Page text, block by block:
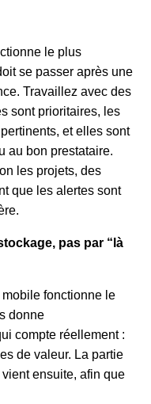
le plus
se passer après une
Travaillez avec des
sont prioritaires, les
et elles sont
au bon prestataire.
les projets, des
que les alertes sont
pas par “là
fonctionne le
donne
compte réellement :
de valeur. La partie
ensuite, afin que